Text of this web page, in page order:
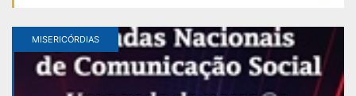
MISERICÓRDIAS